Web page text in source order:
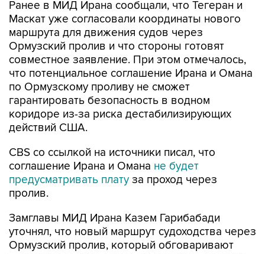
маршрута для движения судов через
Ормузский пролив и что стороны готовят
совместное заявление. При этом отмечалось,
что потенциальное соглашение Ирана и Омана
по Ормузскому проливу не сможет
гарантировать безопасность в водном
коридоре из-за риска дестабилизирующих
действий США.
CBS со ссылкой на источники писал, что
предусматривать платуза проход через
пролив.
Замглавы МИД Ирана Казем Гарибабади
Ормузский пролив, который обговаривают
Тегеран и Маскат, будет действовать от двух
до четырех месяцев или, если это потребуется,